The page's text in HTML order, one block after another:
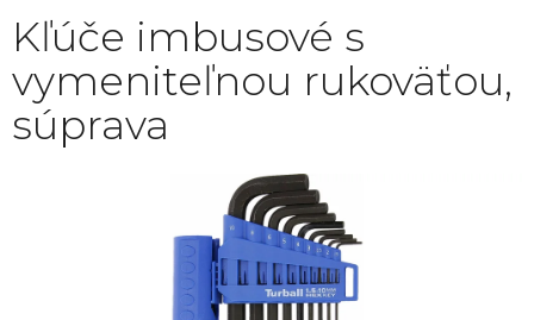
Kľúče imbusové s
vymeniteľnou rukoväťou,
súprava